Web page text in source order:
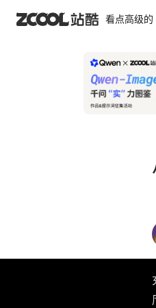
看点高级的
小米智能硬件项目